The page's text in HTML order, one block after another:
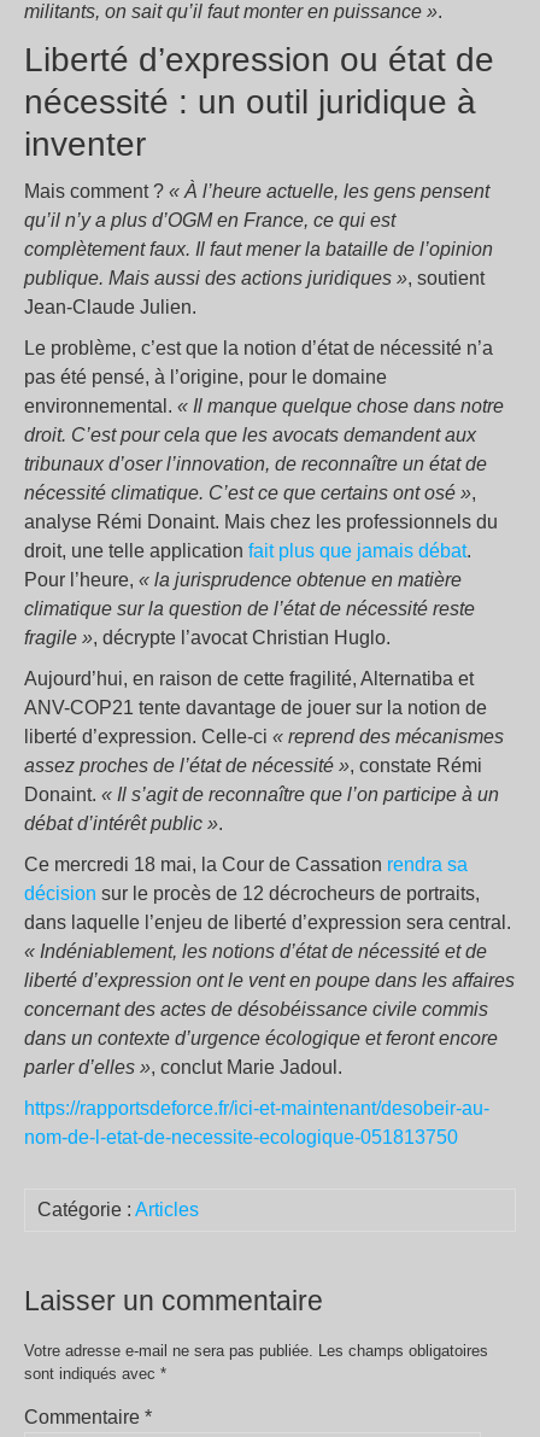
militants, on sait qu’il faut monter en puissance ».
Liberté d’expression ou état de
nécessité : un outil juridique à
inventer
Mais comment ? « À l’heure actuelle, les gens pensent
qu’il n’y a plus d’OGM en France, ce qui est
complètement faux. Il faut mener la bataille de l’opinion
publique. Mais aussi des actions juridiques », soutient
Jean-Claude Julien.
Le problème, c’est que la notion d’état de nécessité n’a
pas été pensé, à l’origine, pour le domaine
environnemental. « Il manque quelque chose dans notre
droit. C’est pour cela que les avocats demandent aux
tribunaux d’oser l’innovation, de reconnaître un état de
nécessité climatique. C’est ce que certains ont osé »,
analyse Rémi Donaint. Mais chez les professionnels du
droit, une telle application fait plus que jamais débat.
Pour l’heure, « la jurisprudence obtenue en matière
climatique sur la question de l’état de nécessité reste
fragile », décrypte l’avocat Christian Huglo.
Aujourd’hui, en raison de cette fragilité, Alternatiba et
ANV-COP21 tente davantage de jouer sur la notion de
liberté d’expression. Celle-ci « reprend des mécanismes
assez proches de l’état de nécessité », constate Rémi
Donaint. « Il s’agit de reconnaître que l’on participe à un
débat d’intérêt public ».
Ce mercredi 18 mai, la Cour de Cassation rendra sa
décision sur le procès de 12 décrocheurs de portraits,
dans laquelle l’enjeu de liberté d’expression sera central.
« Indéniablement, les notions d’état de nécessité et de
liberté d’expression ont le vent en poupe dans les affaires
concernant des actes de désobéissance civile commis
dans un contexte d’urgence écologique et feront encore
parler d’elles », conclut Marie Jadoul.
https://rapportsdeforce.fr/ici-et-maintenant/desobeir-au-
nom-de-l-etat-de-necessite-ecologique-051813750
Catégorie : Articles
Laisser un commentaire
Votre adresse e-mail ne sera pas publiée. Les champs obligatoires
sont indiqués avec *
Commentaire *